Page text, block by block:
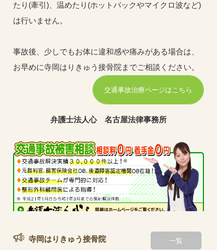
たり(牽引)、温めたり(ホットパックやマイクロ波など)
は行いません。
事故後、少しでもお体に違和感や痛みがある場合は、
お早めに寺岡はりきゅう接骨院までご相談ください。
交通事故治療ページはこちら
弁護士法人心 名古屋法律事務所
当院は、交通事故に大変詳しい弁護士法人心さんの助言を受けるな
どし、交通事故被害者の方の救済に力を入れております。
寺岡はりきゅう接骨院
一覧